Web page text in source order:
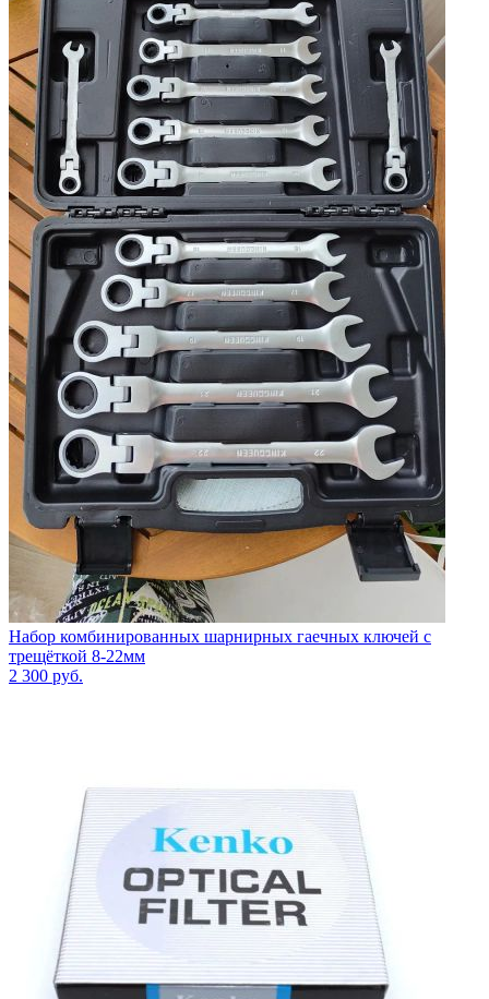
Набор комбинированных шарнирных гаечных ключей с
трещёткой 8-22мм
2 300 руб.